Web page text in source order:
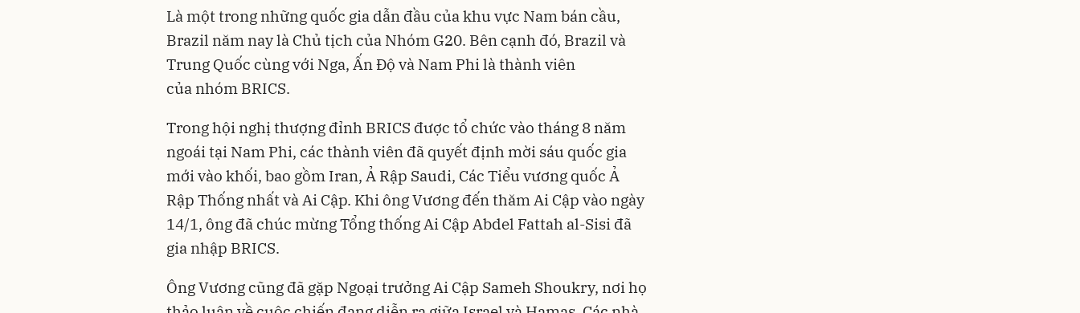
Là một trong những quốc gia dẫn đầu của khu vực Nam bán cầu,
Brazil năm nay là Chủ tịch của Nhóm G20. Bên cạnh đó, Brazil và
Trung Quốc cùng với Nga, Ấn Độ và Nam Phi là thành viên
của nhóm BRICS.
Trong hội nghị thượng đỉnh BRICS được tổ chức vào tháng 8 năm
ngoái tại Nam Phi, các thành viên đã quyết định mời sáu quốc gia
mới vào khối, bao gồm Iran, Ả Rập Saudi, Các Tiểu vương quốc Ả
Rập Thống nhất và Ai Cập. Khi ông Vương đến thăm Ai Cập vào ngày
14/1, ông đã chúc mừng Tổng thống Ai Cập Abdel Fattah al-Sisi đã
gia nhập BRICS.
Ông Vương cũng đã gặp Ngoại trưởng Ai Cập Sameh Shoukry, nơi họ